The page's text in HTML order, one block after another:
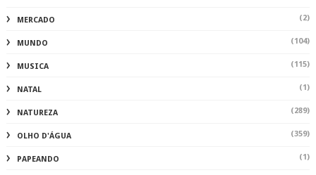
MERCADO (2)
MUNDO (104)
MUSICA (115)
NATAL (1)
NATUREZA (289)
OLHO D'ÁGUA (359)
PAPEANDO (1)